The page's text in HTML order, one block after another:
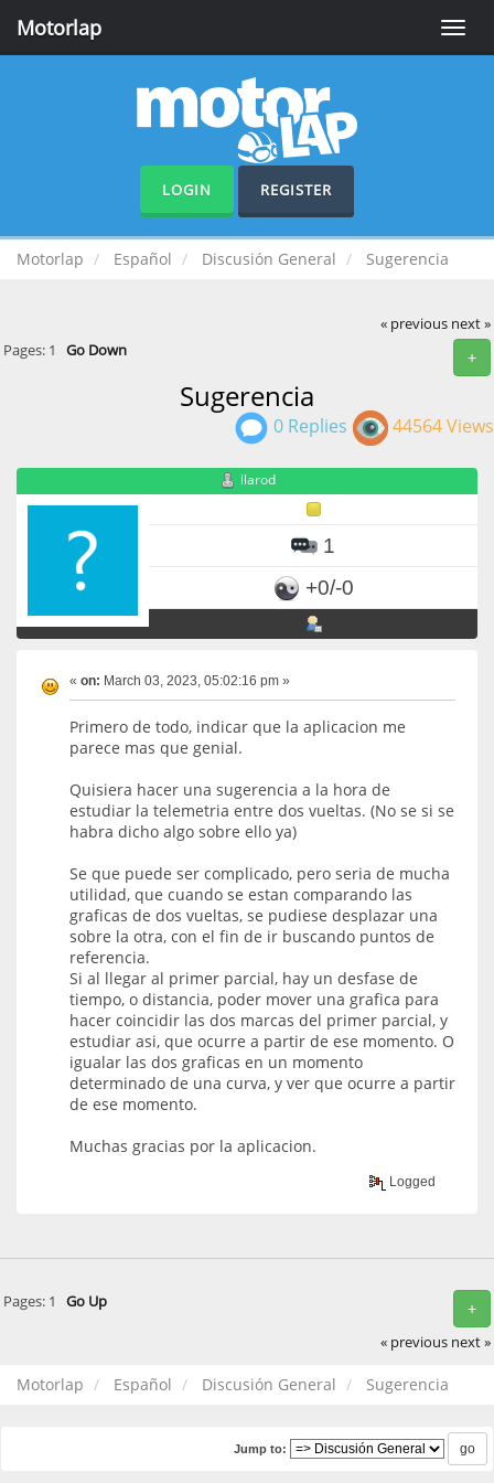
Toggle
Motorlap
LOGIN REGISTER
Motorlap Español Discusión General Sugerencia
« previous next »
+
Pages: 1 Go Down
Sugerencia
0 Replies 44564 Views
llarod
1
+0/-0
« on: March 03, 2023, 05:02:16 pm »
Primero de todo, indicar que la aplicacion me
parece mas que genial.
Quisiera hacer una sugerencia a la hora de
estudiar la telemetria entre dos vueltas. (No se si se
habra dicho algo sobre ello ya)
Se que puede ser complicado, pero seria de mucha
utilidad, que cuando se estan comparando las
graficas de dos vueltas, se pudiese desplazar una
sobre la otra, con el fin de ir buscando puntos de
referencia.
Si al llegar al primer parcial, hay un desfase de
tiempo, o distancia, poder mover una grafica para
hacer coincidir las dos marcas del primer parcial, y
estudiar asi, que ocurre a partir de ese momento. O
igualar las dos graficas en un momento
determinado de una curva, y ver que ocurre a partir
de ese momento.
Muchas gracias por la aplicacion.
Logged
+
Pages: 1 Go Up
« previous next »
Motorlap Español Discusión General Sugerencia
Jump to: